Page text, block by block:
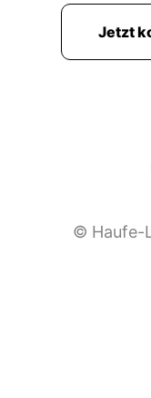
Jetzt
© Haufe-